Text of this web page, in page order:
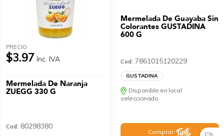
PRECIO
$3.97 Inc. IVA
Mermelada De Naranja
ZUEGG 330 G
Cod: 80298380
Mermelada De Guayaba Sin
Colorantes GUSTADINA
600 G
Cod: 7861015120229
GUSTADINA
Disponible en local
seleccionado
Comprar